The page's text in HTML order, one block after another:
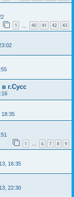
1 40 41 42 43
г.Сусс
18:35
1 … 6 7 8 9
16:35
22:30